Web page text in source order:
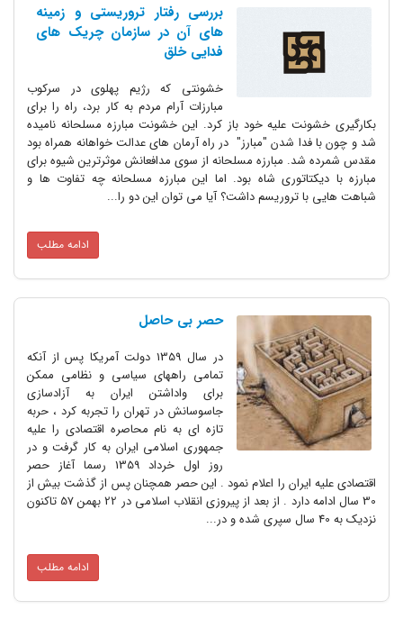
بررسی رفتار تروریستی و زمینه
های آن در سازمان چریک های
فدایی خلق
خشونتی که رژیم پهلوی در سرکوب
مبارزات آرام مردم به کار برد، راه را برای
بکارگیری خشونت علیه خود باز کرد. این خشونت مبارزه مسلحانه نامیده
شد و چون با فدا شدن "مبارز" در راه آرمان های عدالت خواهانه همراه بود
مقدس شمرده شد. مبارزه مسلحانه از سوی مدافعانش موثرترین شیوه برای
مبارزه با دیکتاتوری شاه بود. اما این مبارزه مسلحانه چه تفاوت ها و
شباهت هایی با تروریسم داشت؟ آیا می توان این دو را...
ادامه مطلب
حصر بی حاصل
در سال 1359 دولت آمریکا پس از آنکه
تمامی راههای سیاسی و نظامی ممکن
برای واداشتن ایران به آزادسازی
جاسوسانش در تهران را تجربه کرد ، حربه
تازه ای به نام محاصره اقتصادی را علیه
جمهوری اسلامی ایران به کار گرفت و در
روز اول خرداد 1359 رسما آغاز حصر
اقتصادی علیه ایران را اعلام نمود . این حصر همچنان پس از گذشت بیش از
30 سال ادامه دارد . از بعد از پیروزی انقلاب اسلامی در 22 بهمن 57 تاکنون
نزدیک به 40 سال سپری شده و در...
ادامه مطلب